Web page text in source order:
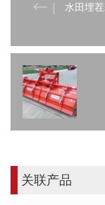
水田埋
关联产品